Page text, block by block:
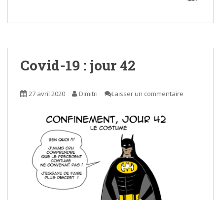
Covid-19 : jour 42
27 avril 2020 Dimitri Laisser un commentaire